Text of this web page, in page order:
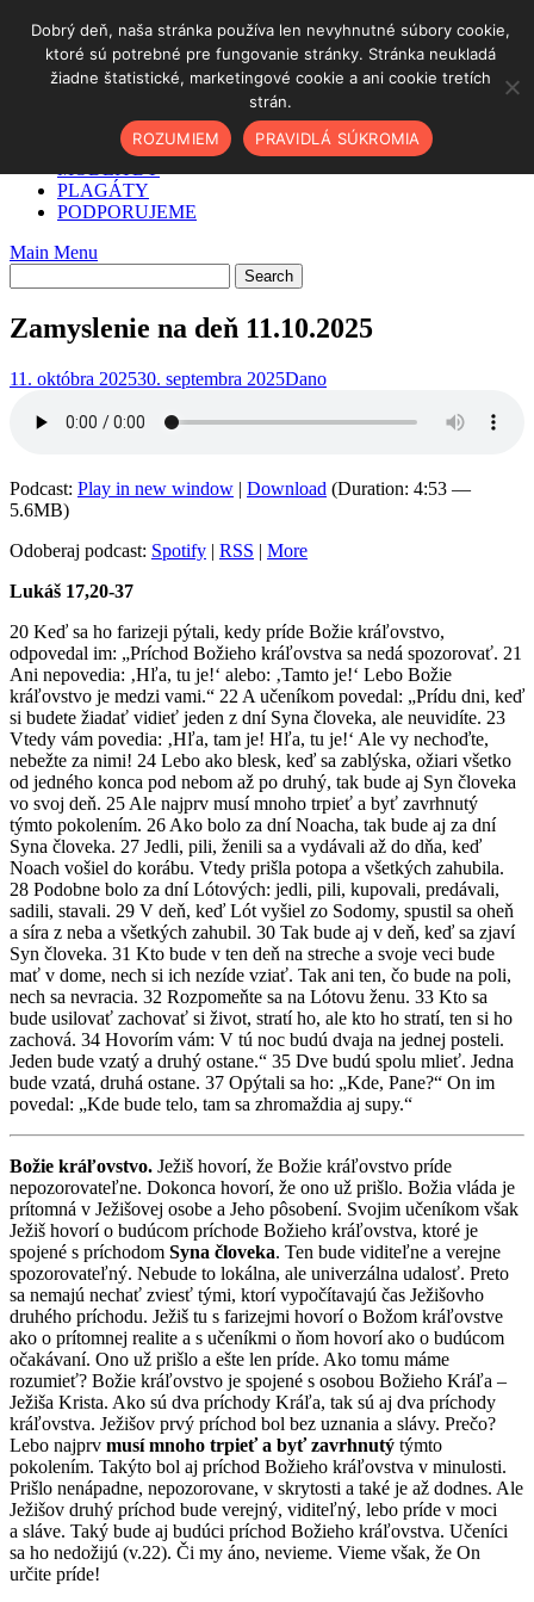
contentDOMOV
✓ AKO NA TO
PODCAST
PLAGÁTY
PODPORUJEME
Main Menu
Zamyslenie na deň 11.10.2025
11. októbra 202530. septembra 2025Dano
Podcast: Play in new window | Download (Duration: 4:53 —
5.6MB)
Odoberaj podcast: Spotify | RSS | More
Lukáš 17,20-37
20 Keď sa ho farizeji pýtali, kedy príde Božie kráľovstvo,
odpovedal im: „Príchod Božieho kráľovstva sa nedá spozorovať. 21
Ani nepovedia: ‚Hľa, tu je!‘ alebo: ‚Tamto je!‘ Lebo Božie
kráľovstvo je medzi vami.“ 22 A učeníkom povedal: „Prídu dni, keď
si budete žiadať vidieť jeden z dní Syna človeka, ale neuvidíte. 23
Vtedy vám povedia: ‚Hľa, tam je! Hľa, tu je!‘ Ale vy nechoďte,
nebežte za nimi! 24 Lebo ako blesk, keď sa zablýska, ožiari všetko
od jedného konca pod nebom až po druhý, tak bude aj Syn človeka
vo svoj deň. 25 Ale najprv musí mnoho trpieť a byť zavrhnutý
týmto pokolením. 26 Ako bolo za dní Noacha, tak bude aj za dní
Syna človeka. 27 Jedli, pili, ženili sa a vydávali až do dňa, keď
Noach vošiel do korábu. Vtedy prišla potopa a všetkých zahubila.
28 Podobne bolo za dní Lótových: jedli, pili, kupovali, predávali,
sadili, stavali. 29 V deň, keď Lót vyšiel zo Sodomy, spustil sa oheň
a síra z neba a všetkých zahubil. 30 Tak bude aj v deň, keď sa zjaví
Syn človeka. 31 Kto bude v ten deň na streche a svoje veci bude
mať v dome, nech si ich nezíde vziať. Tak ani ten, čo bude na poli,
nech sa nevracia. 32 Rozpomeňte sa na Lótovu ženu. 33 Kto sa
bude usilovať zachovať si život, stratí ho, ale kto ho stratí, ten si ho
zachová. 34 Hovorím vám: V tú noc budú dvaja na jednej posteli.
Jeden bude vzatý a druhý ostane.“ 35 Dve budú spolu mlieť. Jedna
bude vzatá, druhá ostane. 37 Opýtali sa ho: „Kde, Pane?“ On im
povedal: „Kde bude telo, tam sa zhromaždia aj supy.“
Božie kráľovstvo. Ježiš hovorí, že Božie kráľovstvo príde
nepozorovateľne. Dokonca hovorí, že ono už prišlo. Božia vláda je
prítomná v Ježišovej osobe a Jeho pôsobení. Svojim učeníkom však
Ježiš hovorí o budúcom príchode Božieho kráľovstva, ktoré je
spojené s príchodom Syna človeka. Ten bude viditeľne a verejne
spozorovateľný. Nebude to lokálna, ale univerzálna udalosť. Preto
sa nemajú nechať zviesť tými, ktorí vypočítavajú čas Ježišovho
druhého príchodu. Ježiš tu s farizejmi hovorí o Božom kráľovstve
ako o prítomnej realite a s učeníkmi o ňom hovorí ako o budúcom
očakávaní. Ono už prišlo a ešte len príde. Ako tomu máme
rozumieť? Božie kráľovstvo je spojené s osobou Božieho Kráľa –
Ježiša Krista. Ako sú dva príchody Kráľa, tak sú aj dva príchody
kráľovstva. Ježišov prvý príchod bol bez uznania a slávy. Prečo?
Lebo najprv musí mnoho trpieť a byť zavrhnutý týmto
pokolením. Takýto bol aj príchod Božieho kráľovstva v minulosti.
Prišlo nenápadne, nepozorovane, v skrytosti a také je až dodnes. Ale
Ježišov druhý príchod bude verejný, viditeľný, lebo príde v moci
a sláve. Taký bude aj budúci príchod Božieho kráľovstva. Učeníci
sa ho nedožijú (v.22). Či my áno, nevieme. Vieme však, že On
určite príde!
Dobrý deň, naša stránka používa len nevyhnutné súbory cookie,
ktoré sú potrebné pre fungovanie stránky. Stránka neukladá
žiadne štatistické, marketingové cookie a ani cookie tretích
strán.
ROZUMIEM
PRAVIDLÁ SÚKROMIA